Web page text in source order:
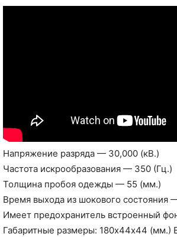
Напряжение разряда — 30,000 (кВ.)
Частота искрообразования — 350 (Гц.)
Толщина пробоя одежды — 55 (мм.)
Время выхода из шокового состояния
Имеет предохранитель встроенный
Габаритные размеры: 180х44х44 (мм.)